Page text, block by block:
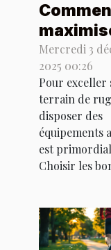
votre
avec les
bons
de rugby
Mercredi 3
2025 00:26
Pour exceller
terrain de
disposer des
équipements
est
Choisir les